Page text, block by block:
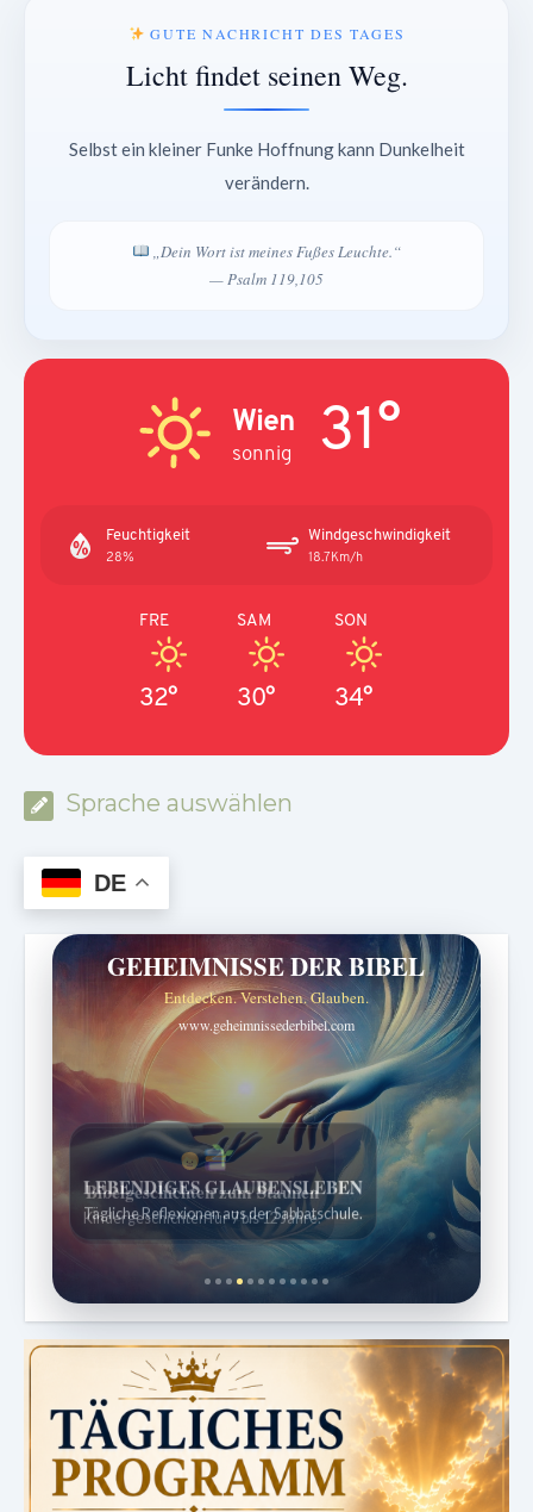
GUTE NACHRICHT DES TAGES
Licht findet seinen Weg.
Selbst ein kleiner Funke Hoffnung kann Dunkelheit
verändern.
„Dein Wort ist meines Fußes Leuchte.“
— Psalm 119,105
Wien
sonnig 31°
Feuchtigkeit
28%
Windgeschwindigkeit
18.7Km/h
FRE
32°
SAM
30°
SON
34°
Sprache auswählen
DE
GEHEIMNISSE DER BIBEL
Entdecken. Verstehen. Glauben.
www.geheimnissederbibel.com
Bibelgeschichten zum Staunen
Kindergeschichten für 7 bis 12 Jahre.